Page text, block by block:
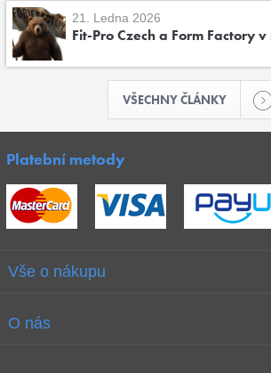
21. Ledna 2026
Fit-Pro Czech a Form Factory
VŠECHNY ČLÁNKY
Platební metody
Vše o nákupu
Obchodní podmínky
O nás